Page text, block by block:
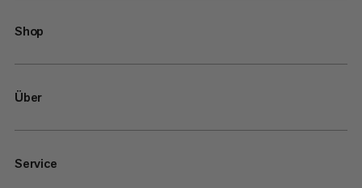
Shop
Über
Service